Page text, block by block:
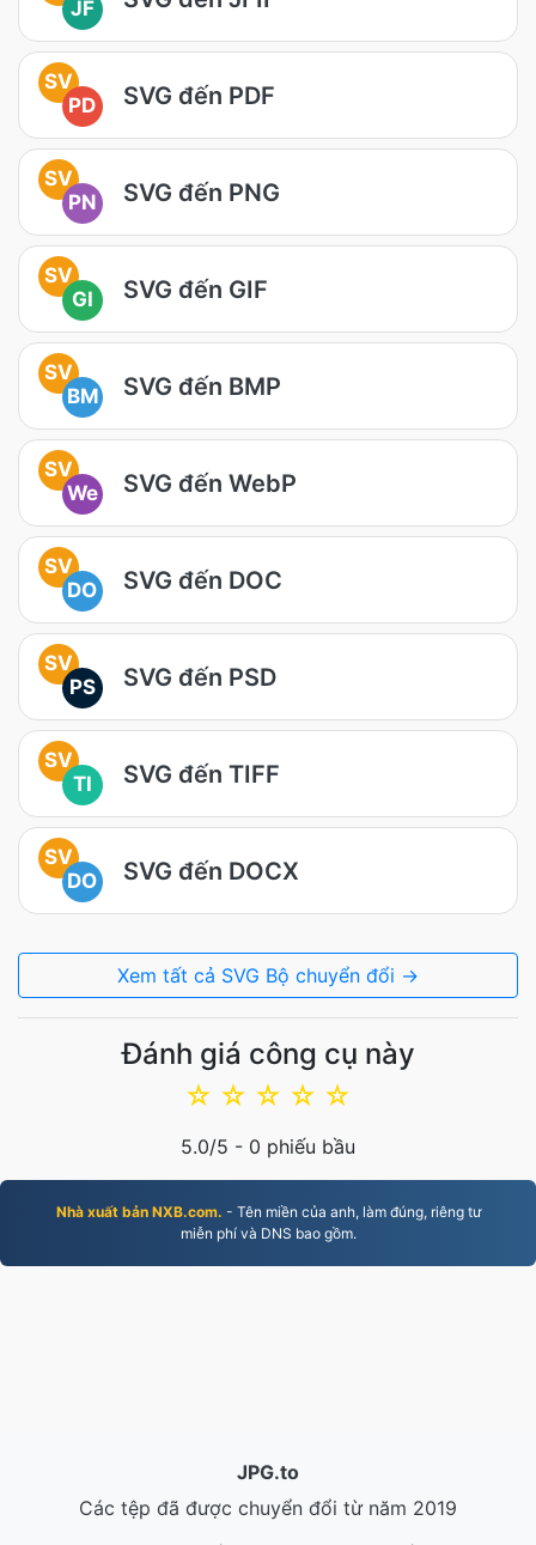
JF
SV
PD
SVG đến PDF
SV
PN
SVG đến PNG
SV
GI
SVG đến GIF
SV
BM
SVG đến BMP
SV
We
SVG đến WebP
SV
DO
SVG đến DOC
SV
PS
SVG đến PSD
SV
TI
SVG đến TIFF
SV
DO
SVG đến DOCX
Xem tất cả SVG Bộ chuyển đổi →
Đánh giá công cụ này
☆
☆
☆
☆
☆
5.0/5 - 0 phiếu bầu
Nhà xuất bản NXB.com. - Tên miền của anh, làm đúng, riêng tư
miễn phí và DNS bao gồm.
JPG.to
Các tệp đã được chuyển đổi từ năm 2019